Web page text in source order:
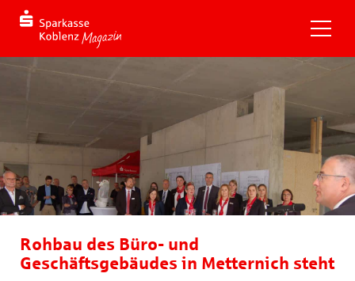
Rohbau des Büro- und
Geschäftsgebäudes in Metternich steht